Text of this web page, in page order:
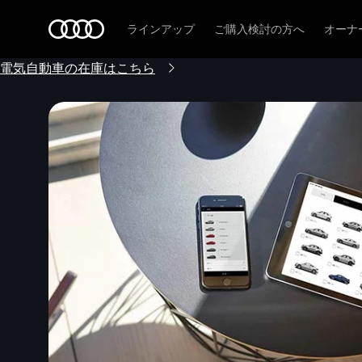
ラインアップ ご購入検討の方へ オーナ
電気自動車の在庫はこちら